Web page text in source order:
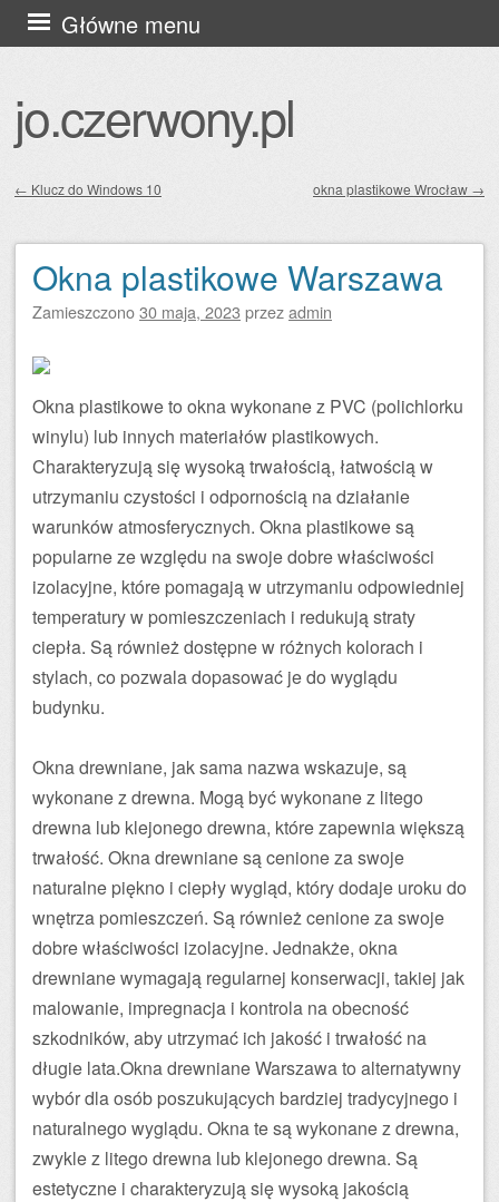
jo.czerwony.pl
Główne menu
Przejdź
do
← Klucz do Windows 10 okna plastikowe Wrocław →
Okna plastikowe Warszawa
Zamieszczono30 maja, 2023 przezadmin
Okna plastikowe to okna wykonane z PVC (polichlorku
winylu) lub innych materiałów plastikowych.
Charakteryzują się wysoką trwałością, łatwością w
utrzymaniu czystości i odpornością na działanie
warunków atmosferycznych. Okna plastikowe są
popularne ze względu na swoje dobre właściwości
izolacyjne, które pomagają w utrzymaniu odpowiedniej
temperatury w pomieszczeniach i redukują straty
ciepła. Są również dostępne w różnych kolorach i
stylach, co pozwala dopasować je do wyglądu
budynku.
Okna drewniane, jak sama nazwa wskazuje, są
wykonane z drewna. Mogą być wykonane z litego
drewna lub klejonego drewna, które zapewnia większą
trwałość. Okna drewniane są cenione za swoje
naturalne piękno i ciepły wygląd, który dodaje uroku do
wnętrza pomieszczeń. Są również cenione za swoje
dobre właściwości izolacyjne. Jednakże, okna
drewniane wymagają regularnej konserwacji, takiej jak
malowanie, impregnacja i kontrola na obecność
szkodników, aby utrzymać ich jakość i trwałość na
długie lata.Okna drewniane Warszawa to alternatywny
wybór dla osób poszukujących bardziej tradycyjnego i
naturalnego wyglądu. Okna te są wykonane z drewna,
zwykle z litego drewna lub klejonego drewna. Są
estetyczne i charakteryzują się wysoką jakością